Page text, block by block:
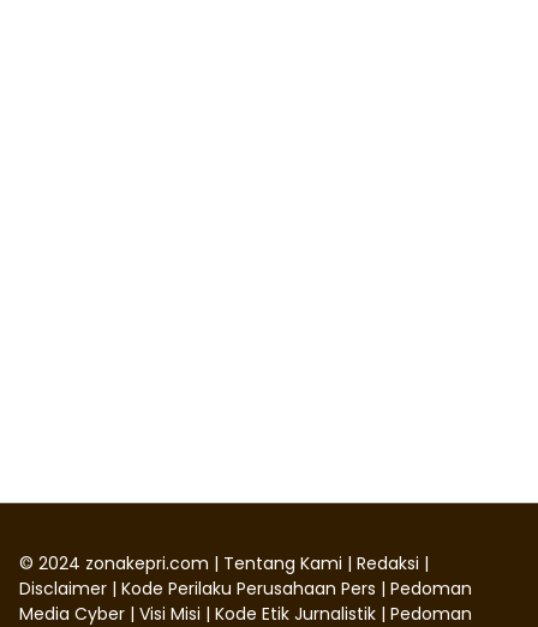
© 2024 zonakepri.com | Tentang Kami | Redaksi |
Disclaimer | Kode Perilaku Perusahaan Pers | Pedoman
Media Cyber | Visi Misi | Kode Etik Jurnalistik | Pedoman